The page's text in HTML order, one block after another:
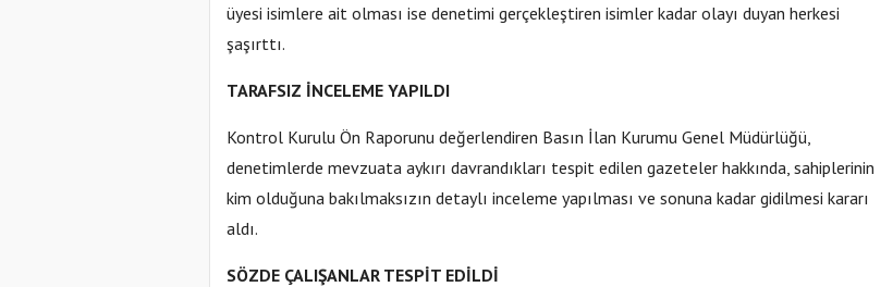
üyesi isimlere ait olması ise denetimi gerçekleştiren isimler kadar olayı duyan herkesi
şaşırttı.
TARAFSIZ İNCELEME YAPILDI
Kontrol Kurulu Ön Raporunu değerlendiren Basın İlan Kurumu Genel Müdürlüğü,
denetimlerde mevzuata aykırı davrandıkları tespit edilen gazeteler hakkında, sahiplerinin
kim olduğuna bakılmaksızın detaylı inceleme yapılması ve sonuna kadar gidilmesi kararı
aldı.
SÖZDE ÇALIŞANLAR TESPİT EDİLDİ